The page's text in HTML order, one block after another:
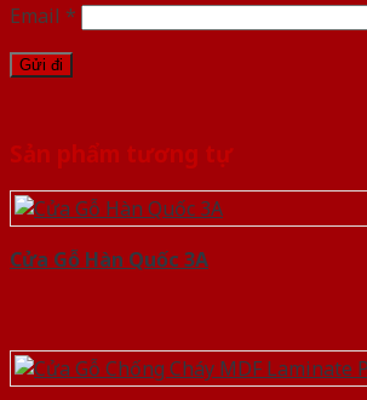
Email *
Sản phẩm tương tự
Cửa Gỗ Hàn Quốc 3A